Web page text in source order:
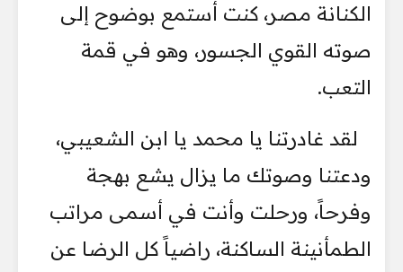
الكنانة مصر، كنت أستمع بوضوح إلى
صوته القوي الجسور، وهو في قمة
التعب.
لقد غادرتنا يا محمد يا ابن الشعيبي،
ودعتنا وصوتك ما يزال يشع بهجة
وفرحاً، ورحلت وأنت في أسمى مراتب
الطمأنينة الساكنة، راضياً كل الرضا عن